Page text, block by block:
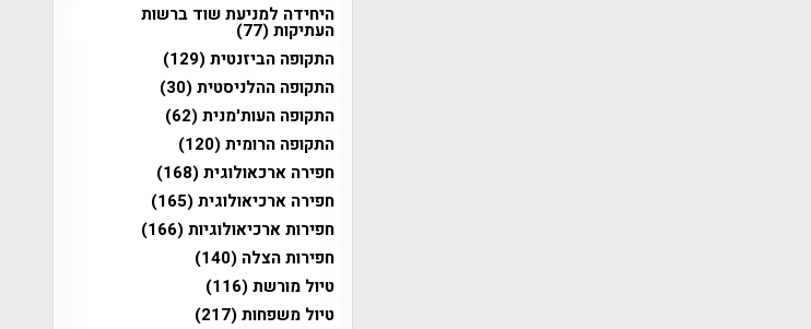
היחידה למניעת שוד ברשות
העתיקות(77)
התקופה הביזנטית(129)
התקופה ההלניסטית(30)
התקופה העות'מנית(62)
התקופה הרומית(120)
חפירה ארכאולוגית(168)
חפירה ארכיאולוגית(165)
חפירות ארכיאולוגיות(166)
חפירות הצלה (140)
טיול מורשת(116)
טיול משפחות(217)